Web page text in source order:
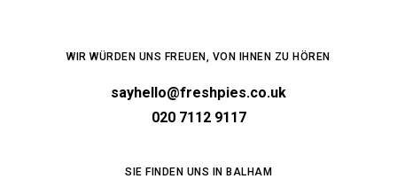
WIR WÜRDEN UNS FREUEN, VON IHNEN ZU HÖREN
sayhello@freshpies.co.uk
020 7112 9117
SIE FINDEN UNS IN BALHAM